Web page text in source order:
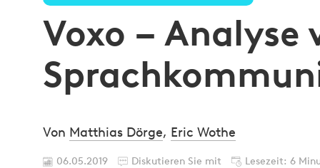
Voxo – Analyse
Von Matthias Dörge, Eric Wothe
06.05.2019 Diskutieren Sie mit Lesezeit: 6